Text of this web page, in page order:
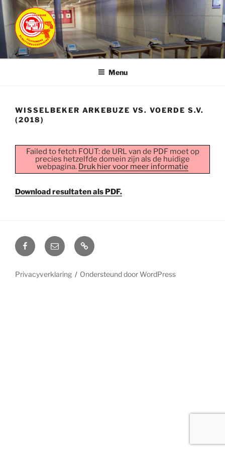
Ga
naar
de
inhoud
ARKEBUZE
Vilvoordse Schuttersvereniging
Menu
WISSELBEKER ARKEBUZE VS. VOERDE S.V.
(2018)
Failed to fetch FOUT: de URL van de PDF moet op
precies hetzelfde domein zijn als de huidige
webpagina. Druk hier voor meer informatie
Download resultaten als PDF.
Facebook
Arkebuze
E-
mail
Privacyverklaring
Privacyverklaring Ondersteund door WordPress